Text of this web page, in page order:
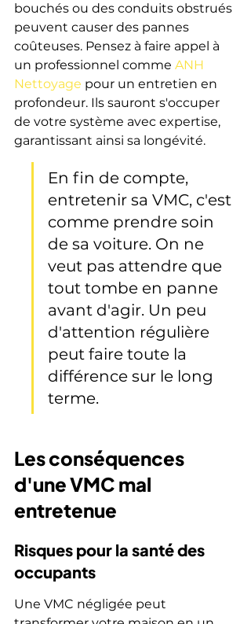
bouchés ou des conduits obstrués
peuvent causer des pannes
coûteuses. Pensez à faire appel à
un professionnel comme ANH
Nettoyage pour un entretien en
profondeur. Ils sauront s'occuper
de votre système avec expertise,
garantissant ainsi sa longévité.
En fin de compte,
entretenir sa VMC, c'est
comme prendre soin
de sa voiture. On ne
veut pas attendre que
tout tombe en panne
avant d'agir. Un peu
d'attention régulière
peut faire toute la
différence sur le long
terme.
Les conséquences
d'une VMC mal
entretenue
Risques pour la santé des
occupants
Une VMC négligée peut